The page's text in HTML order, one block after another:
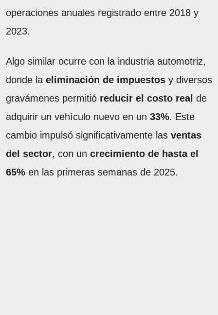
operaciones anuales registrado entre 2018 y
2023.
Algo similar ocurre con la industria automotriz,
donde la eliminación de impuestos y diversos
gravámenes permitió reducir el costo real de
adquirir un vehículo nuevo en un 33%. Este
cambio impulsó significativamente las ventas
del sector, con un crecimiento de hasta el
65% en las primeras semanas de 2025.